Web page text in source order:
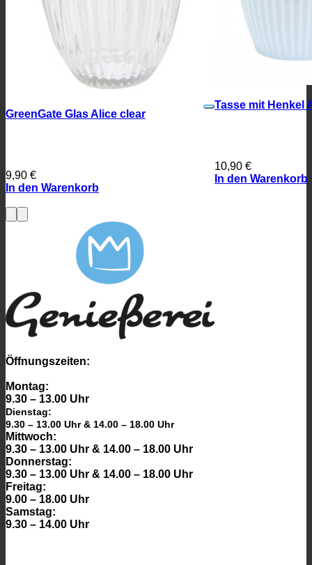
GreenGate Glas Alice clear
9,90 €
In den Warenkorb
Tasse mit Henkel
10,90€
In den Warenkorb
Öffnungszeiten:
Montag:
9.30 – 13.00 Uhr
Dienstag:
9.30 – 13.00 Uhr & 14.00 – 18.00 Uhr
Mittwoch:
9.30 – 13.00 Uhr & 14.00 – 18.00 Uhr
Donnerstag:
9.30 – 13.00 Uhr & 14.00 – 18.00 Uhr
Freitag:
9.00 – 18.00 Uhr
Samstag:
9.30 – 14.00 Uhr